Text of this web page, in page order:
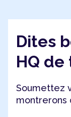
Dites
HQ
Soumettez
montrerons